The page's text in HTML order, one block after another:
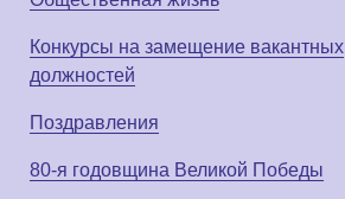
Конкурсы на замещение вакантных
должностей
Поздравления
80-я годовщина Великой Победы